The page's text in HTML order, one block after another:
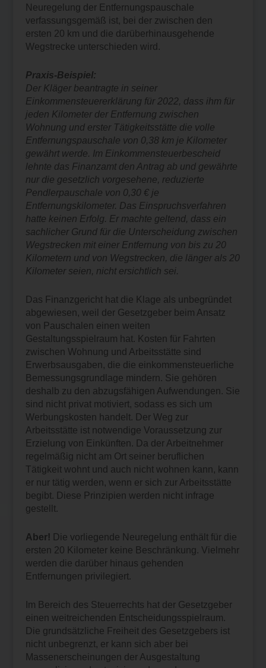
Neuregelung der Entfernungspauschale
verfassungsgemäß ist, bei der zwischen den
ersten 20 km und die darüberhinausgehende
Wegstrecke unterschieden wird.
Praxis-Beispiel:
Der Kläger beantragte in seiner
Einkommensteuererklärung für 2022, dass ihm für
jeden Kilometer der Entfernung zwischen
Wohnung und erster Tätigkeitsstätte die volle
Entfernungspauschale von 0,38 km je Kilometer
gewährt werde. Im Einkommensteuerbescheid
lehnte das Finanzamt den Antrag ab und gewährte
nur die gesetzlich vorgesehene, reduzierte
Pendlerpauschale von 0,30 € je
Entfernungskilometer. Das Einspruchsverfahren
hatte keinen Erfolg. Er machte geltend, dass ein
sachlicher Grund für die Unterscheidung zwischen
Wegstrecken mit einer Entfernung von bis zu 20
Kilometern und von Wegstrecken, die länger als 20
Kilometer seien, nicht ersichtlich sei.
Das Finanzgericht hat die Klage als unbegründet
abgewiesen, weil der Gesetzgeber beim Ansatz
von Pauschalen einen weiten
Gestaltungsspielraum hat. Kosten für Fahrten
zwischen Wohnung und Arbeitsstätte sind
Erwerbsausgaben, die die einkommensteuerliche
Bemessungsgrundlage mindern. Sie gehören
deshalb zu den abzugsfähigen Aufwendungen. Sie
sind nicht privat motiviert, sodass es sich um
Werbungskosten handelt. Der Weg zur
Arbeitsstätte ist notwendige Voraussetzung zur
Erzielung von Einkünften. Da der Arbeitnehmer
regelmäßig nicht am Ort seiner beruflichen
Tätigkeit wohnt und auch nicht wohnen kann, kann
er nur tätig werden, wenn er sich zur Arbeitsstätte
begibt. Diese Prinzipien werden nicht infrage
gestellt.
Aber! Die vorliegende Neuregelung enthält für die
ersten 20 Kilometer keine Beschränkung. Vielmehr
werden die darüber hinaus gehenden
Entfernungen privilegiert.
Im Bereich des Steuerrechts hat der Gesetzgeber
einen weitreichenden Entscheidungsspielraum.
Die grundsätzliche Freiheit des Gesetzgebers ist
nicht unbegrenzt, er kann sich aber bei
Massenerscheinungen der Ausgestaltung